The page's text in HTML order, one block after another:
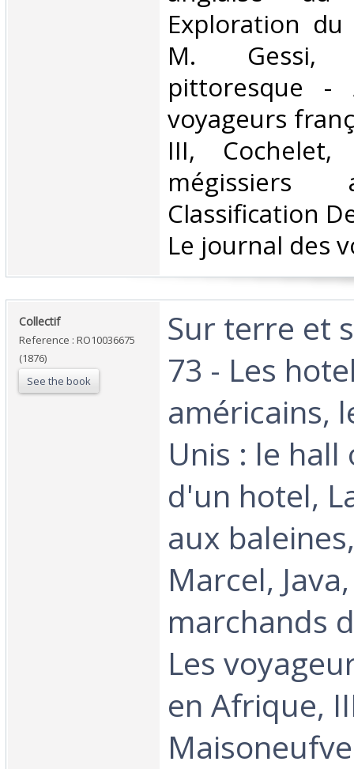
Exploration
M. Gessi,
pittoresque -
voyageurs
III,
mégissiers
Classification
Le journal des
‎Collectif‎
Reference : RO10036675
(1876)
See the book
‎Sur terre et
73 - Les
américains,
Unis : le
d'un hotel,
aux
Marcel,
marchands
Les
en Afrique,
Maisoneufve‎